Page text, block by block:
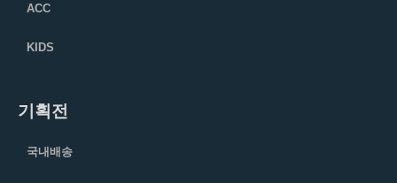
ACC
KIDS
기획전
국내배송